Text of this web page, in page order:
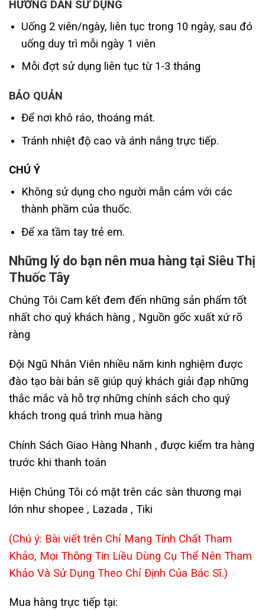
HƯỚNG DẪN SỬ DỤNG
Uống 2 viên/ngày, liên tục trong 10 ngày, sau đó
uống duy trì mỗi ngày 1 viên
Mỗi đợt sử dụng liên tục từ 1-3 tháng
BẢO QUẢN
Để nơi khô ráo, thoáng mát.
Tránh nhiệt độ cao và ánh nắng trực tiếp.
CHÚ Ý
Không sử dụng cho người mẫn cảm với các
thành phầm của thuốc.
Để xa tầm tay trẻ em.
Những lý do bạn nên mua hàng tại Siêu Thị
Thuốc Tây
Chúng Tôi Cam kết đem đến những sản phẩm tốt
nhất cho quý khách hàng , Nguồn gốc xuất xứ rõ
ràng
Đội Ngũ Nhân Viên nhiều năm kinh nghiệm được
đào tạo bài bản sẽ giúp quý khách giải đạp những
thắc mắc và hỗ trợ những chính sách cho quý
khách trong quá trình mua hàng
Chính Sách Giao Hàng Nhanh , được kiểm tra hàng
trước khi thanh toán
Hiện Chúng Tôi có mặt trên các sàn thương mại
lớn như shopee , Lazada , Tiki
(Chú ý: Bài viết trên Chỉ Mang Tính Chất Tham
Khảo, Mọi Thông Tin Liều Dùng Cụ Thể Nên Tham
Khảo Và Sử Dụng Theo Chỉ Định Của Bác Sĩ.)
Mua hàng trực tiếp tại: